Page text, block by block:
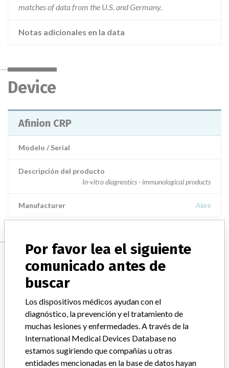
matches of data from the U.S. and Germany.
Notas adicionales en la data
Device
Afinion CRP
Modelo / Serial
Descripción del producto
In-vitro diagnostics - immunological products
Manufacturer Alere
Manufacturer
Empresa matriz del fabricante (2017) Abbott Laboratories
Comentario del fabricante
“We are in constant communication with regulatory agencies and
competent authorities worldwide which allows us to implement
Por favor lea el siguiente
comunicado antes de
buscar
Los dispositivos médicos ayudan con el
diagnóstico, la prevención y el tratamiento de
muchas lesiones y enfermedades. A través de la
International Medical Devices Database no
estamos sugiriendo que compañías u otras
entidades mencionadas en la base de datos hayan